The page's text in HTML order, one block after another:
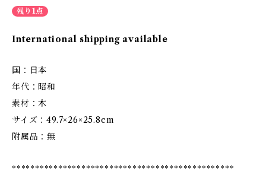
残り1点
International shipping available
国：日本
年代：昭和
素材：木
サイズ：49.7×26×25.8cm
附属品：無
************************************************